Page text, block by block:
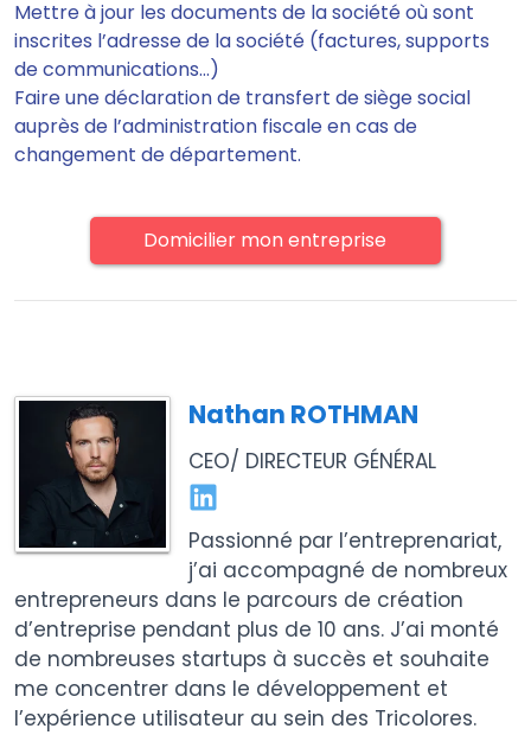
Mettre à jour les documents de la société où sont
inscrites l’adresse de la société (factures, supports
de communications…)
Faire une déclaration de transfert de siège social
auprès de l’administration fiscale en cas de
changement de département.
Domicilier mon entreprise
Nathan ROTHMAN
CEO/ DIRECTEUR GÉNÉRAL
Passionné par l’entreprenariat,
j’ai accompagné de nombreux
entrepreneurs dans le parcours de création
d’entreprise pendant plus de 10 ans. J’ai monté
de nombreuses startups à succès et souhaite
me concentrer dans le développement et
l’expérience utilisateur au sein des Tricolores.